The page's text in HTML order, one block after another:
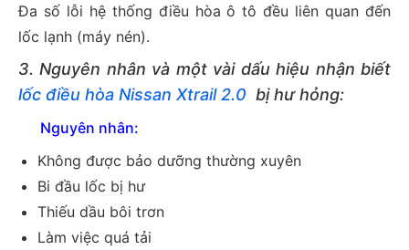
Đa số lỗi hệ thống điều hòa ô tô đều liên quan đến
lốc lạnh (máy nén).
3. Nguyên nhân và một vài dấu hiệu nhận biết
lốc điều hòa Nissan Xtrail 2.0 bị hư hỏng:
Nguyên nhân:
Không được bảo dưỡng thường xuyên
Bi đầu lốc bị hư
Thiếu dầu bôi trơn
Làm việc quá tải